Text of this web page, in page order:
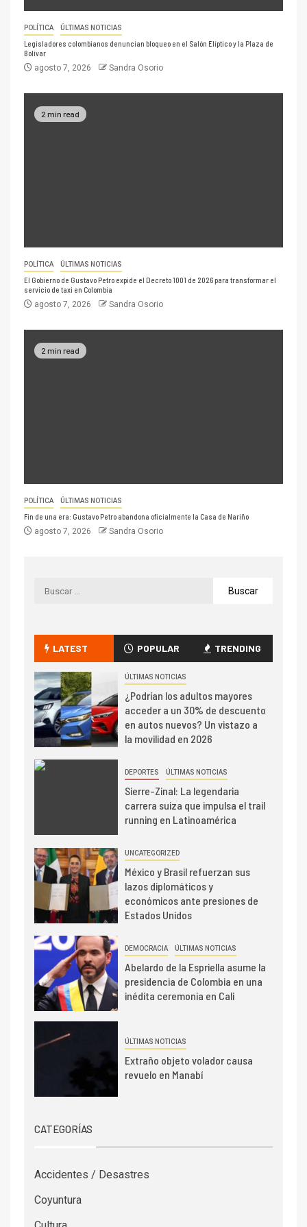
POLÍTICA ÚLTIMAS NOTICIAS
Legisladores colombianos denuncian bloqueo en el Salón Elíptico y la Plaza de
Bolívar
agosto 7, 2026 Sandra Osorio
2 min read
POLÍTICA ÚLTIMAS NOTICIAS
El Gobierno de Gustavo Petro expide el Decreto 1001 de 2026 para transformar el
servicio de taxi en Colombia
agosto 7, 2026 Sandra Osorio
2 min read
POLÍTICA ÚLTIMAS NOTICIAS
Fin de una era: Gustavo Petro abandona oficialmente la Casa de Nariño
agosto 7, 2026 Sandra Osorio
LATEST POPULAR TRENDING
ÚLTIMAS NOTICIAS
¿Podrían los adultos mayores
acceder a un 30% de descuento
en autos nuevos? Un vistazo a
la movilidad en 2026
DEPORTES ÚLTIMAS NOTICIAS
Sierre-Zinal: La legendaria
carrera suiza que impulsa el trail
running en Latinoamérica
UNCATEGORIZED
México y Brasil refuerzan sus
lazos diplomáticos y
económicos ante presiones de
Estados Unidos
DEMOCRACIA ÚLTIMAS NOTICIAS
Abelardo de la Espriella asume la
presidencia de Colombia en una
inédita ceremonia en Cali
ÚLTIMAS NOTICIAS
Extraño objeto volador causa
revuelo en Manabí
CATEGORÍAS
Accidentes / Desastres
Coyuntura